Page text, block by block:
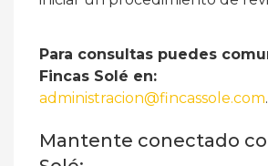
Para consultas puedes
Fincas Solé en:
administracion@fincassole.com.
Mantente conectado